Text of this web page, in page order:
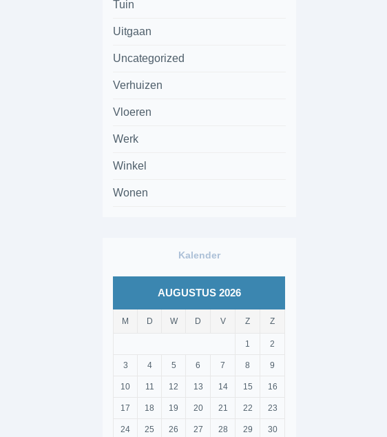
Tuin
Uitgaan
Uncategorized
Verhuizen
Vloeren
Werk
Winkel
Wonen
Kalender
AUGUSTUS 2026
M D W D V Z Z
1 2
3 4 5 6 7 8 9
10 11 12 13 14 15 16
17 18 19 20 21 22 23
24 25 26 27 28 29 30